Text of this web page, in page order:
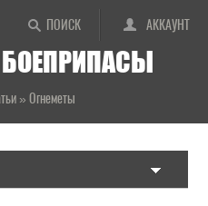
ПОИСК АККАУНТ
» Огнеметы